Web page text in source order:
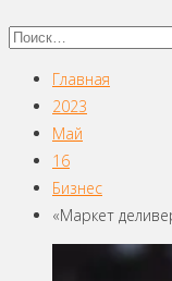
Найти:
Главная
2023
Май
16
Бизнес
«Маркет